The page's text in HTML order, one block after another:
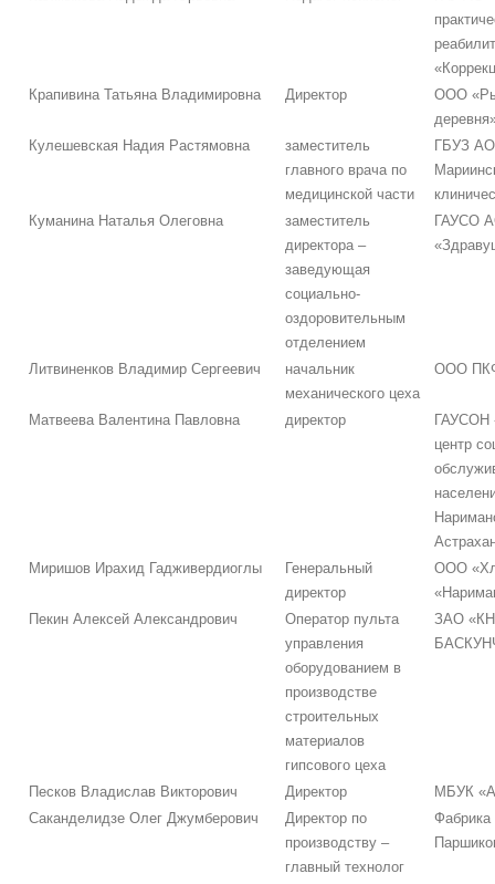
Крапивина Татьяна Владимировна
Директор
ООО
Кулешевская Надия Растямовна
заместитель
главного врача по
медицинской части
ГБУЗ АО
Куманина Наталья Олеговна
заместитель
директора –
заведующая
социально-
оздоровительным
отделением
ГАУСО
Литвиненков Владимир Сергеевич
начальник
механического цеха
ООО
Матвеева Валентина Павловна директор
ГАУСОН
центр
Миришов Ирахид Гадживердиоглы
Генеральный
директор
ООО
Пекин Алексей Александрович
Оператор пульта
управления
оборудованием в
производстве
строительных
материалов
гипсового цеха
ЗАО
Песков Владислав Викторович Директор
МБУК
Саканделидзе Олег Джумберович
Директор по
производству –
главный технолог